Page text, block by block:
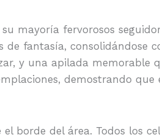
mayoría fervorosos
fantasía, consolidándose
y una apilada memorable
demostrando que
borde del área. Todos los